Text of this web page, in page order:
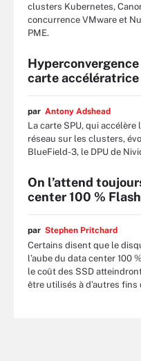
clusters Kubernetes,
concurrence VMware et
PME.
carte accélératrice
par Antony Adshead
La carte SPU, qui
réseau sur les clusters,
BlueField-3, le DPU de
On l’attend
center 100 %
par Stephen Pritchard
Certains disent que le
l’aube du data center 100
le coût des SSD
être utilisés à d’autres